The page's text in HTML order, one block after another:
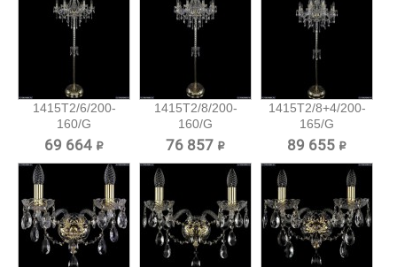
1415T2/6/200-
160/G
Хрустальный
69 664 ₽
1415T2/8/200-
160/G
Хрустальный
76 857 ₽
1415T2/8+4/200-
165/G
Хрустальный...
89 655 ₽